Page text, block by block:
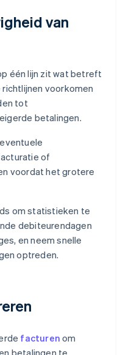
van
één lijn zit wat betreft
voorkomen
tot
betalingen.
of
voordat het grotere
om statistieken te
debiteurendagen
en neem snelle
optreden.
facturen om